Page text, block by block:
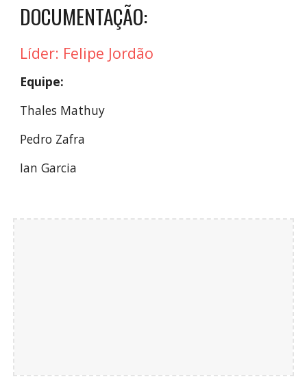
DOCUMENTAÇÃO:
Líder: Felipe Jordão
Equipe:
Thales Mathuy
Pedro Zafra
Ian Garcia